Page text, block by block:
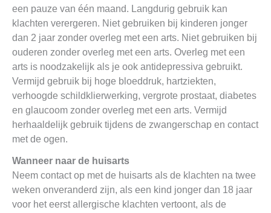
een pauze van één maand. Langdurig gebruik kan
klachten verergeren. Niet gebruiken bij kinderen jonger
dan 2 jaar zonder overleg met een arts. Niet gebruiken bij
ouderen zonder overleg met een arts. Overleg met een
arts is noodzakelijk als je ook antidepressiva gebruikt.
Vermijd gebruik bij hoge bloeddruk, hartziekten,
verhoogde schildklierwerking, vergrote prostaat, diabetes
en glaucoom zonder overleg met een arts. Vermijd
herhaaldelijk gebruik tijdens de zwangerschap en contact
met de ogen.
Wanneer naar de huisarts
Neem contact op met de huisarts als de klachten na twee
weken onveranderd zijn, als een kind jonger dan 18 jaar
voor het eerst allergische klachten vertoont, als de